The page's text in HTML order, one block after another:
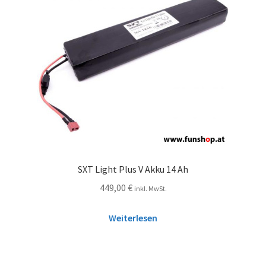
SXT Light Plus V Akku 14 Ah
449,00 € inkl. MwSt.
Weiterlesen